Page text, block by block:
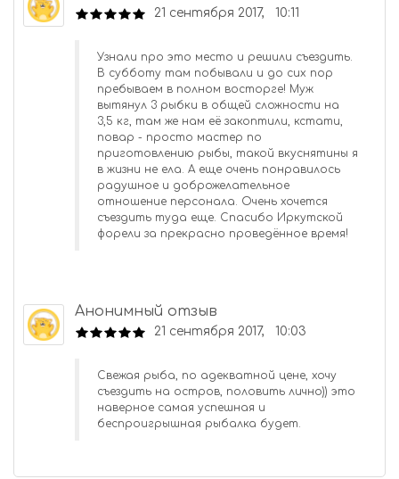
21 сентября 2017, 10:11
Узнали про это место и решили съездить.
В субботу там побывали и до сих пор
пребываем в полном восторге! Муж
вытянул 3 рыбки в общей сложности на
3,5 кг, там же нам её закоптили, кстати,
повар - просто мастер по
приготовлению рыбы, такой вкуснятины я
в жизни не ела. А еще очень понравилось
радушное и доброжелательное
отношение персонала. Очень хочется
съездить туда еще. Спасибо Иркутской
форели за прекрасно проведённое время!
Анонимный отзыв
21 сентября 2017, 10:03
Свежая рыба, по адекватной цене, хочу
съездить на остров, половить лично)) это
наверное самая успешная и
беспроигрышная рыбалка будет.